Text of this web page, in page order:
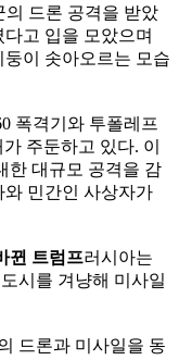
의 드론 공격을 받았
고 입을 모았으며
이 솟아오르는 모습
폭격기와 투폴레프
주둔하고 있다. 이
한 대규모 공격을 감
민간인 사상자가
뀐 트럼프러시아는
시를 겨냥해 미사일
드론과 미사일을 동